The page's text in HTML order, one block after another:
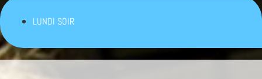
LUNDI SOIR